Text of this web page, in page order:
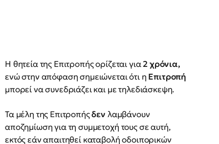
Η θητεία της Επιτροπής ορίζεται για2 χρόνια,
ενώ στην απόφαση σημειώνεται ότι η Επιτροπή
μπορεί να συνεδριάζει και με τηλεδιάσκεψη.
Τα μέλη της Επιτροπήςδεν λαμβάνουν
αποζημίωση για τη συμμετοχή τους σε αυτή,
εκτός εάν απαιτηθεί καταβολή οδοιπορικών